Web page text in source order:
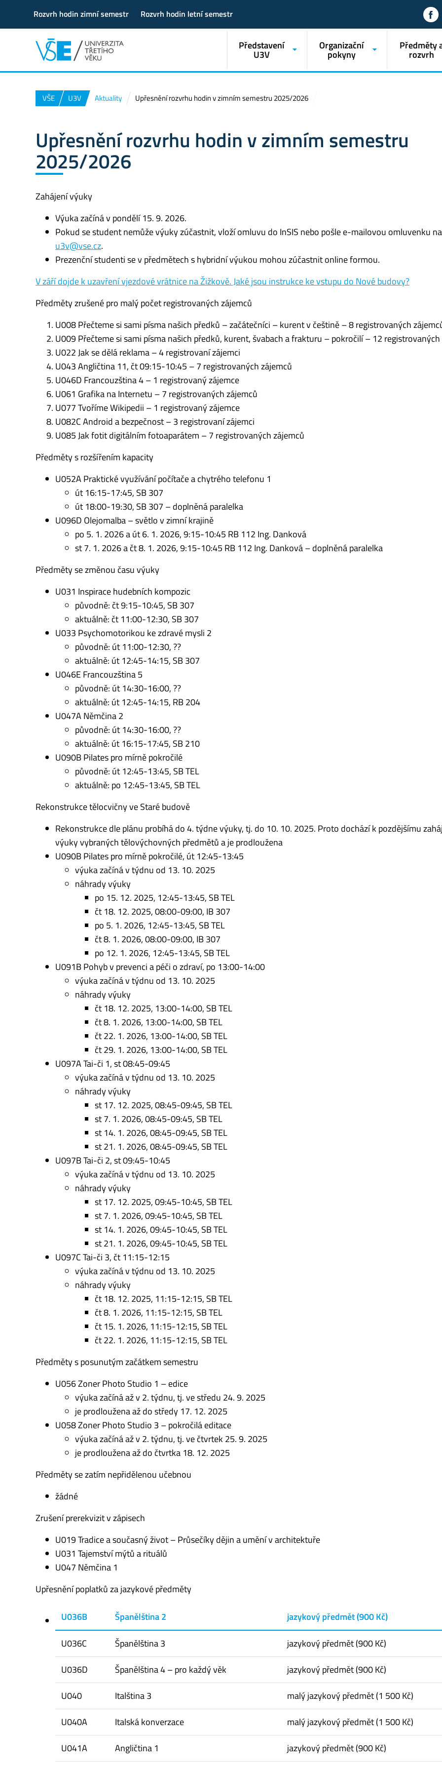
Rozvrh hodin zimní semestr Rozvrh hodin letní semestr
Představení
U3V
Organizační
pokyny
Předměty
rozvrh
VŠE U3V Aktuality Upřesnění rozvrhu hodin v zimním semestru 2025/2026
Upřesnění rozvrhu hodin v zimním semestru
2025/2026
Zahájení výuky
Výuka začíná v pondělí 15. 9. 2026.
Pokud se student nemůže výuky zúčastnit, vloží omluvu do InSIS nebo pošle e-mailovou omluvenku
u3v@vse.cz.
Prezenční studenti se v předmětech s hybridní výukou mohou zúčastnit online formou.
V září dojde k uzavření vjezdové vrátnice na Žižkově. Jaké jsou instrukce ke vstupu do Nové budovy?
Předměty zrušené pro malý počet registrovaných zájemců
U008 Přečteme si sami písma našich předků – začátečníci – kurent v češtině – 8 registrovaných
U009 Přečteme si sami písma našich předků, kurent, švabach a frakturu – pokročilí – 12
U022 Jak se dělá reklama – 4 registrovaní zájemci
U043 Angličtina 11, čt 09:15-10:45 – 7 registrovaných zájemců
U046D Francouzština 4 – 1 registrovaný zájemce
U061 Grafika na Internetu – 7 registrovaných zájemců
U077 Tvoříme Wikipedii – 1 registrovaný zájemce
U082C Android a bezpečnost – 3 registrovaní zájemci
U085 Jak fotit digitálním fotoaparátem – 7 registrovaných zájemců
Předměty s rozšířením kapacity
U052A Praktické využívání počítače a chytrého telefonu 1
út 16:15-17:45, SB 307
út 18:00-19:30, SB 307 – doplněná paralelka
U096D Olejomalba – světlo v zimní krajině
po 5. 1. 2026 a út 6. 1. 2026, 9:15-10:45 RB 112 Ing. Danková
st 7. 1. 2026 a čt 8. 1. 2026, 9:15-10:45 RB 112 Ing. Danková – doplněná paralelka
Předměty se změnou času výuky
U031 Inspirace hudebních kompozic
původně: čt 9:15-10:45, SB 307
aktuálně: čt 11:00-12:30, SB 307
U033 Psychomotorikou ke zdravé mysli 2
původně: út 11:00-12:30, ??
aktuálně: út 12:45-14:15, SB 307
U046E Francouzština 5
původně: út 14:30-16:00, ??
aktuálně: út 12:45-14:15, RB 204
U047A Němčina 2
původně: út 14:30-16:00, ??
aktuálně: út 16:15-17:45, SB 210
U090B Pilates pro mírně pokročilé
původně: út 12:45-13:45, SB TEL
aktuálně: po 12:45-13:45, SB TEL
Rekonstrukce tělocvičny ve Staré budově
Rekonstrukce dle plánu probíhá do 4. týdne výuky, tj. do 10. 10. 2025. Proto dochází k pozdějšímu
výuky vybraných tělovýchovných předmětů a je prodloužena
U090B Pilates pro mírně pokročilé, út 12:45-13:45
výuka začíná v týdnu od 13. 10. 2025
náhrady výuky
po 15. 12. 2025, 12:45-13:45, SB TEL
čt 18. 12. 2025, 08:00-09:00, IB 307
po 5. 1. 2026, 12:45-13:45, SB TEL
čt 8. 1. 2026, 08:00-09:00, IB 307
po 12. 1. 2026, 12:45-13:45, SB TEL
U091B Pohyb v prevenci a péči o zdraví, po 13:00-14:00
výuka začíná v týdnu od 13. 10. 2025
náhrady výuky
čt 18. 12. 2025, 13:00-14:00, SB TEL
čt 8. 1. 2026, 13:00-14:00, SB TEL
čt 22. 1. 2026, 13:00-14:00, SB TEL
čt 29. 1. 2026, 13:00-14:00, SB TEL
U097A Tai-či 1, st 08:45-09:45
výuka začíná v týdnu od 13. 10. 2025
náhrady výuky
st 17. 12. 2025, 08:45-09:45, SB TEL
st 7. 1. 2026, 08:45-09:45, SB TEL
st 14. 1. 2026, 08:45-09:45, SB TEL
st 21. 1. 2026, 08:45-09:45, SB TEL
U097B Tai-či 2, st 09:45-10:45
výuka začíná v týdnu od 13. 10. 2025
náhrady výuky
st 17. 12. 2025, 09:45-10:45, SB TEL
st 7. 1. 2026, 09:45-10:45, SB TEL
st 14. 1. 2026, 09:45-10:45, SB TEL
st 21. 1. 2026, 09:45-10:45, SB TEL
U097C Tai-či 3, čt 11:15-12:15
výuka začíná v týdnu od 13. 10. 2025
náhrady výuky
čt 18. 12. 2025, 11:15-12:15, SB TEL
čt 8. 1. 2026, 11:15-12:15, SB TEL
čt 15. 1. 2026, 11:15-12:15, SB TEL
čt 22. 1. 2026, 11:15-12:15, SB TEL
Předměty s posunutým začátkem semestru
U056 Zoner Photo Studio 1 – edice
výuka začíná až v 2. týdnu, tj. ve středu 24. 9. 2025
je prodloužena až do středy 17. 12. 2025
U058 Zoner Photo Studio 3 – pokročilá editace
výuka začíná až v 2. týdnu, tj. ve čtvrtek 25. 9. 2025
je prodloužena až do čtvrtka 18. 12. 2025
Předměty se zatím nepřidělenou učebnou
žádné
Zrušení prerekvizit v zápisech
U019 Tradice a současný život – Průsečíky dějin a umění v architektuře
U031 Tajemství mýtů a rituálů
U047 Němčina 1
Upřesnění poplatků za jazykové předměty
U036B Španělština 2
jazykový předmět (900 Kč)
U036C
Španělština 3
jazykový předmět (900 Kč)
U036D
Španělština 4 – pro každý věk
jazykový předmět (900 Kč)
U040
Italština 3
malý jazykový předmět (1 500 Kč)
U040A
Italská konverzace
malý jazykový předmět (1 500 Kč)
U041A
Angličtina 1
jazykový předmět (900 Kč)